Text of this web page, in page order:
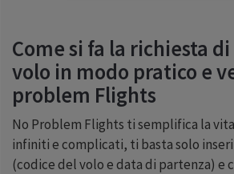
Come si fa la richiesta
volo in modo pratico e
problem Flights
No Problem Flights ti semplifica la
infiniti e complicati, ti basta solo
(codice del volo e data di partenza) e